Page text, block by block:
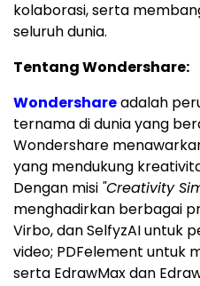
kolaborasi, serta
seluruh dunia.
Tentang Wondershare:
Wondershareadalah
ternama di dunia yang
Wondershare
yang mendukung
Dengan misi "Creativity
menghadirkan berbagai
Virbo, dan SelfyzAI untuk
video; PDFelement untuk
serta EdrawMax dan